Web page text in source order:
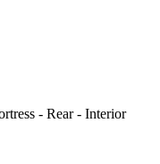
- Rear - Interior